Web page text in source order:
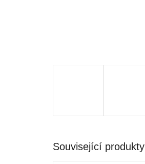
Související produkty